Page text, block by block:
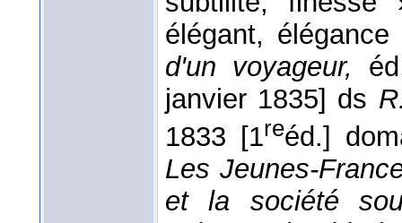
élégant,
d'un voyageur,
janvier 1835] ds
1833 [1reéd.]
Les Jeunes-
et la société